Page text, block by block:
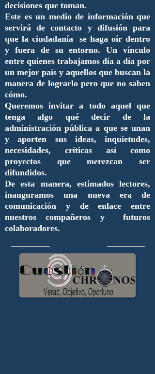
decisiones que toman.
Este es un medio de información que
servirá de contacto y difusión para
que la ciudadanía se haga oír dentro
y fuera de su entorno. Un vínculo
entre quienes trabajamos día a día por
un mejor país y aquellos que buscan la
manera de lograrlo pero que no saben
cómo.
Queremos invitar a todo aquel que
tenga algo qué decir de la
administración pública a que se unan
y aporten sus ideas, inquietudes,
necesidades, críticas así como
proyectos que merezcan ser
difundidos.
De esta manera, estimados lectores,
inauguramos una nueva era de
comunicación y de enlace entre
nuestros compañeros y futuros
colaboradores.